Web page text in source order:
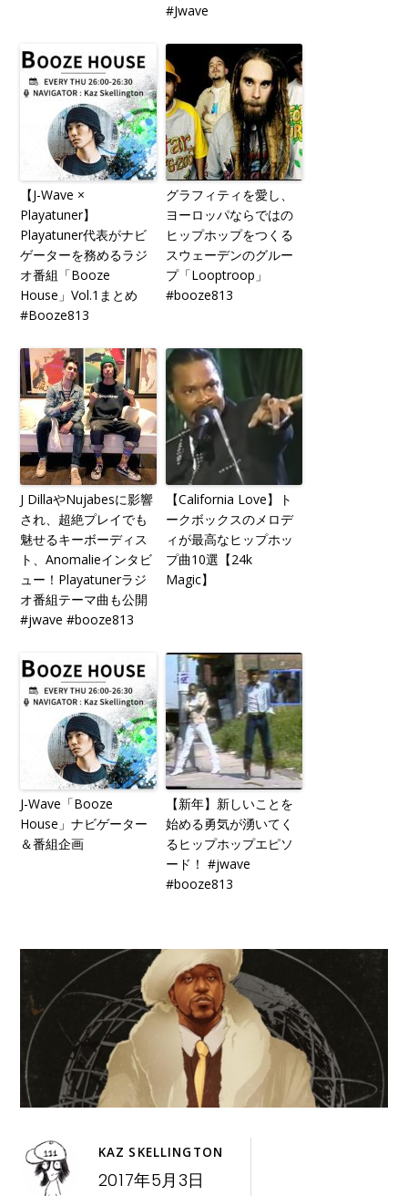
#Jwave
【J-Wave ×
Playatuner】
Playatuner代表がナビ
ゲーターを務めるラジ
オ番組「Booze
House」Vol.1まとめ
#Booze813
グラフィティを愛し、
ヨーロッパならではの
ヒップホップをつくる
スウェーデンのグルー
プ「Looptroop」
#booze813
J DillaやNujabesに影響
され、超絶プレイでも
魅せるキーボーディス
ト、Anomalieインタビ
ュー！Playatunerラジ
オ番組テーマ曲も公開
#jwave #booze813
【California Love】ト
ークボックスのメロデ
ィが最高なヒップホッ
プ曲10選【24k
Magic】
J-Wave「Booze
House」ナビゲーター
＆番組企画
【新年】新しいことを
始める勇気が湧いてく
るヒップホップエピソ
ード！ #jwave
#booze813
KAZ SKELLINGTON
2017年5月3日